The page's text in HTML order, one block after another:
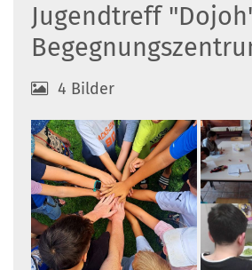
Jugendtreff
4 Bilder